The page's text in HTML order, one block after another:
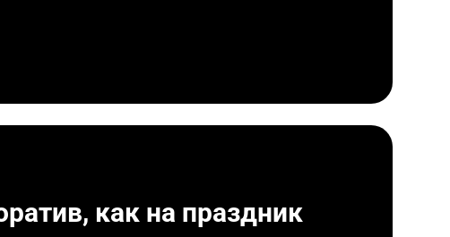
как на праздник